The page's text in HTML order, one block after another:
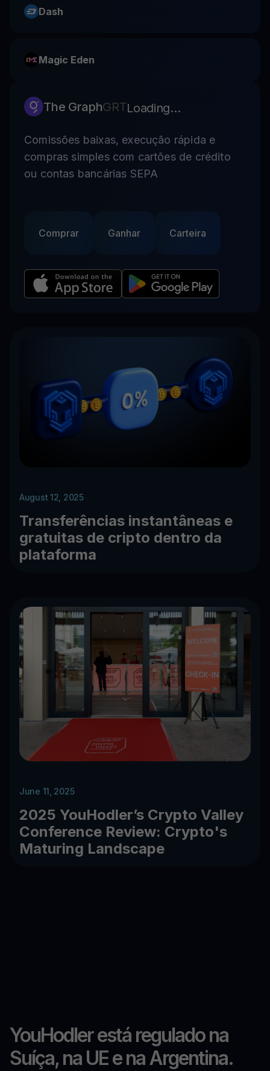
Dash
Magic Eden
The GraphGRTLoading...
Comissões baixas, execução rápida e
compras simples com cartões de crédito
ou contas bancárias SEPA
Comprar Ganhar Carteira
August 12, 2025
Transferências instantâneas e
gratuitas de cripto dentro da
plataforma
June 11, 2025
2025 YouHodler’s Crypto Valley
Conference Review: Crypto's
Maturing Landscape
YouHodler está regulado na
Suíça, na UE e na Argentina.